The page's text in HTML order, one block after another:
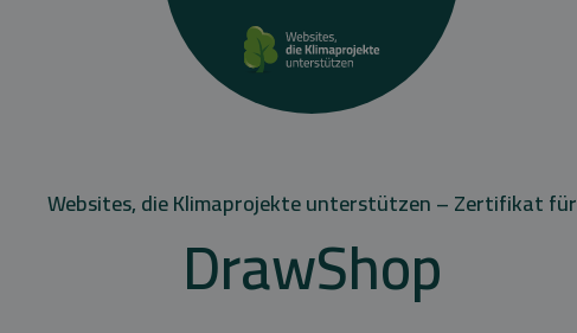
Websites, die Klimaprojekte unterstützen – Zertifikat für
DrawShop